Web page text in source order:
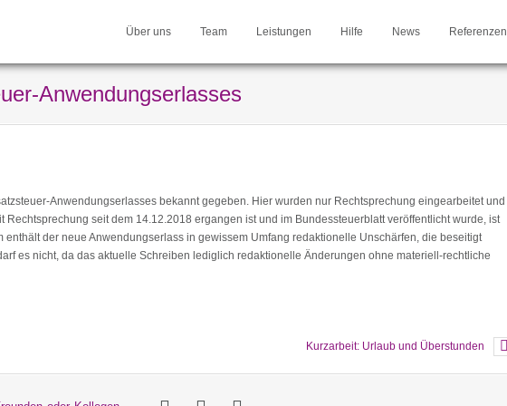
Über uns Team Leistungen Hilfe News Referenzen
Anwendungserlasses
Anwendungserlasses bekannt gegeben. Hier wurden nur Rechtsprechung eingearbeitet und
seit dem 14.12.2018 ergangen ist und im Bundessteuerblatt veröffentlicht wurde, ist
enthält der neue Anwendungserlass in gewissem Umfang redaktionelle Unschärfen, die beseitigt
es nicht, da das aktuelle Schreiben lediglich redaktionelle Änderungen ohne materiell-rechtliche
Kurzarbeit: Urlaub und Überstunden